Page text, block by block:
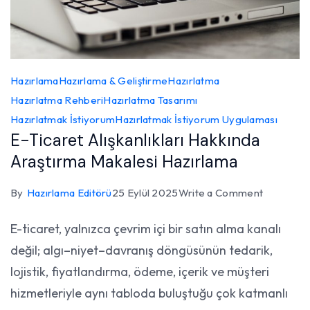
HazırlamaHazırlama & GeliştirmeHazırlatma
Hazırlatma RehberiHazırlatma Tasarımı
Hazırlatmak İstiyorumHazırlatmak İstiyorum Uygulaması
E-Ticaret Alışkanlıkları Hakkında
Araştırma Makalesi Hazırlama
By Hazırlama Editörü25 Eylül 2025Write a Commenton
Ticaret
Hakkında
Araştırma
E-ticaret, yalnızca çevrim içi bir satın alma kanalı
değil; algı–niyet–davranış döngüsünün tedarik,
lojistik, fiyatlandırma, ödeme, içerik ve müşteri
hizmetleriyle aynı tabloda buluştuğu çok katmanlı